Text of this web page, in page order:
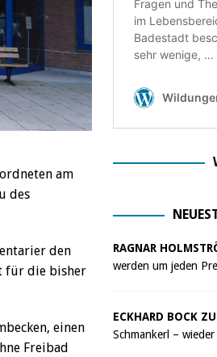
am
des
den
für die bisher
einen
Freibad
RAGNAR
werden um jeden
ECKHARD BOCK ZU
Schmankerl –